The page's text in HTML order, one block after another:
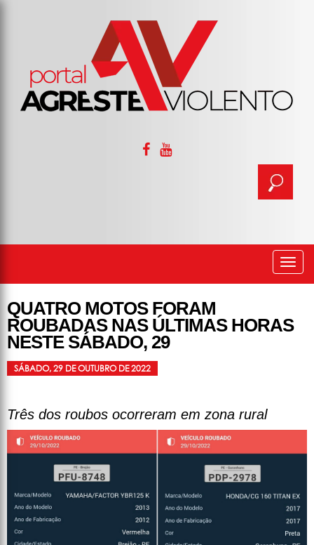
QUATRO MOTOS FORAM
ROUBADAS NAS ÚLTIMAS HORAS
NESTE SÁBADO, 29
SÁBADO, 29 DE OUTUBRO DE 2022
Três dos roubos ocorreram em zona rural